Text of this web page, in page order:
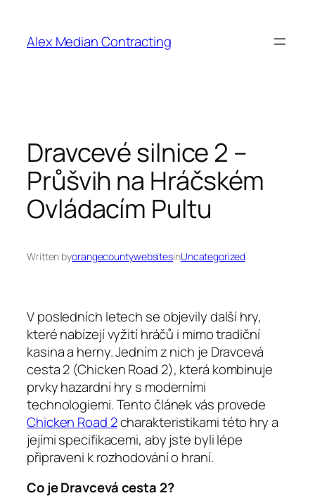
Alex Median Contracting
Dravcevé silnice 2 –
Průšvih na Hráčském
Ovládacím Pultu
Written byorangecountywebsitesinUncategorized
V posledních letech se objevily další hry,
které nabízejí vyžití hráčů i mimo tradiční
kasina a herny. Jedním z nich je Dravcevá
cesta 2 (Chicken Road 2), která kombinuje
prvky hazardní hry s moderními
technologiemi. Tento článek vás provede
Chicken Road 2charakteristikami této hry a
jejími specifikacemi, aby jste byli lépe
připraveni k rozhodování o hraní.
Co je Dravcevá cesta 2?